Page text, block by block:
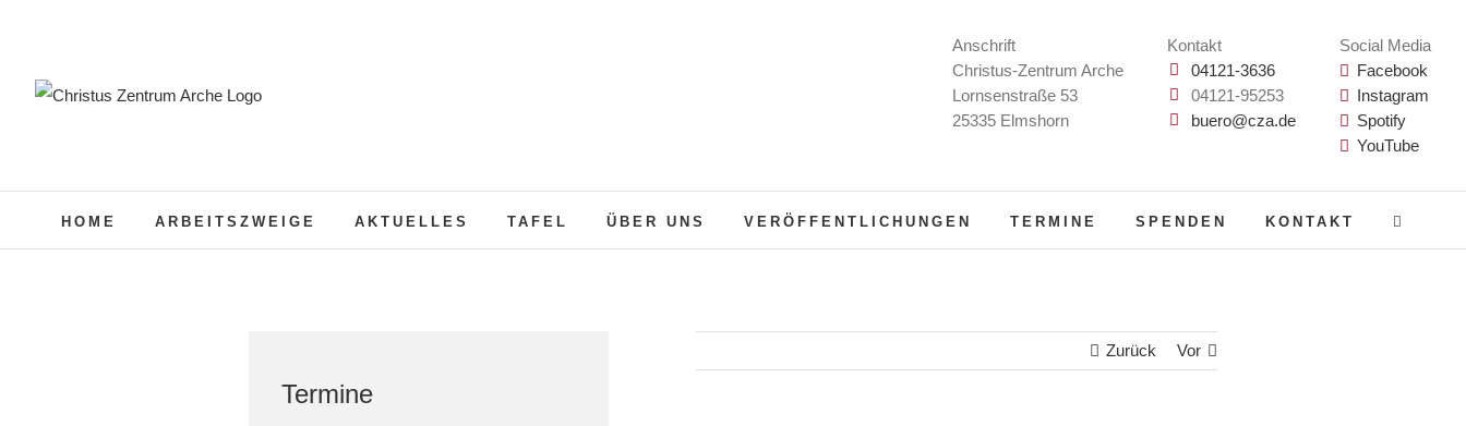
springen
Anschrift
Christus-Zentrum Arche
Lornsenstraße 53
25335 Elmshorn
Kontakt
04121-3636
04121-95253
buero@cza.de
Social Media
Facebook
Instagram
Spotify
YouTube
HOME ARBEITSZWEIGE AKTUELLES TAFEL ÜBER UNS VERÖFFENTLICHUNGEN TERMINE SPENDEN KONTAKT
Zurück Vor
Termine